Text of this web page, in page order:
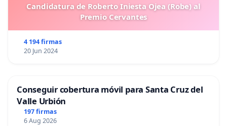
Candidatura de Roberto Iniesta Ojea (Robe) al
Premio Cervantes
4 194 firmas
20 Jun 2024
Conseguir cobertura móvil para Santa Cruz del
Valle Urbión
197 firmas
6 Aug 2026